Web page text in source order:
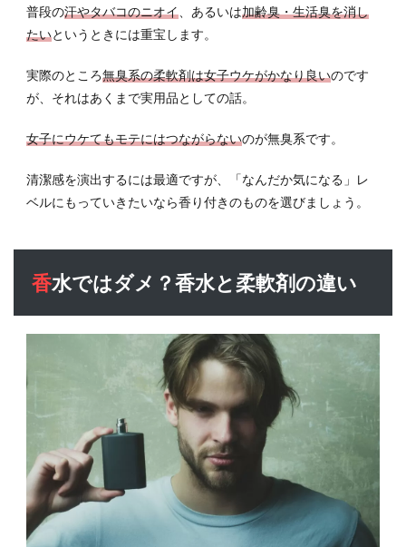
普段の汗やタバコのニオイ 、あるいは加齢臭・生活臭を消し
たいというときには重宝します。
実際のところ無臭系の柔軟剤は女子ウケがかなり良いのです
が、それはあくまで実用品としての話。
女子にウケてもモテにはつながらないのが無臭系です。
清潔感を演出するには最適ですが、「なんだか気になる」レ
ベルにもっていきたいなら香り付きのものを選びましょう。
香水ではダメ？香水と柔軟剤の違い